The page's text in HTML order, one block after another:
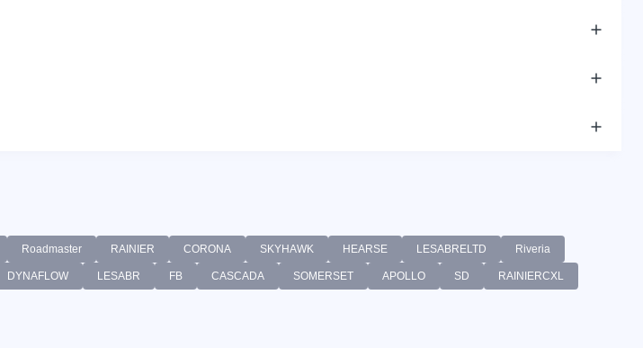
Roadmaster RAINIER CORONA SKYHAWK HEARSE LESABRELTD Riveria
DYNAFLOW LESABR FB CASCADA SOMERSET APOLLO SD RAINIERCXL